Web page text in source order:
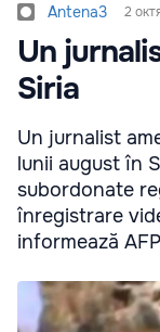
Antena3 2
Un
Siria
Un jurnalist
lunii august în
subordonate
înregistrare
informează